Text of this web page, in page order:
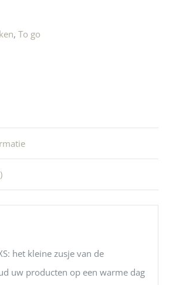
, To go
het kleine zusje van de
uw producten op een warme dag